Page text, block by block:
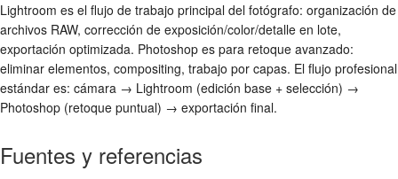
Lightroom es el flujo de trabajo principal del fotógrafo: organización de
archivos RAW, corrección de exposición/color/detalle en lote,
exportación optimizada. Photoshop es para retoque avanzado:
eliminar elementos, compositing, trabajo por capas. El flujo profesional
estándar es: cámara → Lightroom (edición base + selección) →
Photoshop (retoque puntual) → exportación final.
Fuentes y referencias